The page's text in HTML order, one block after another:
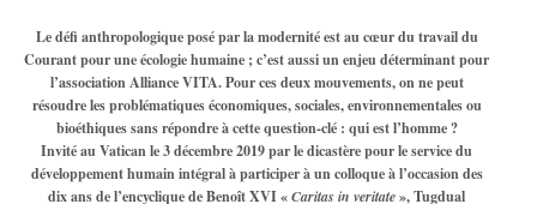
Le défi anthropologique posé par la modernité est au cœur du travail du
Courant pour une écologie humaine ; c’est aussi un enjeu déterminant pour
l’association Alliance VITA. Pour ces deux mouvements, on ne peut
résoudre les problématiques économiques, sociales, environnementales ou
bioéthiques sans répondre à cette question-clé : qui est l’homme ?
Invité au Vatican le 3 décembre 2019 par le dicastère pour le service du
développement humain intégral à participer à un colloque à l’occasion des
dix ans de l’encyclique de Benoît XVI «Caritas in veritate», Tugdual